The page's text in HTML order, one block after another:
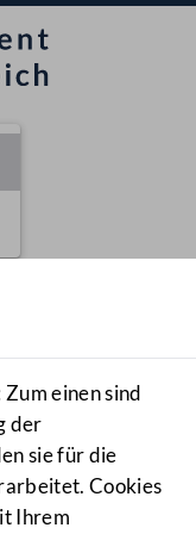
einen sind
der
sie für die
Cookies
Ihrem